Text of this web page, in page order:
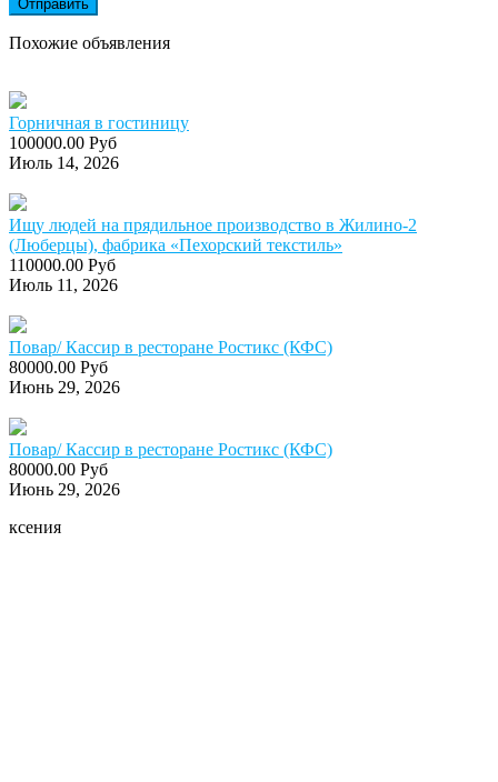
Отправить
Похожие объявления
Горничная в гостиницу
100000.00 Руб
Июль 14, 2026
Ищу людей на прядильное производство в Жилино-2
(Люберцы), фабрика «Пехорский текстиль»
110000.00 Руб
Июль 11, 2026
Повар/ Кассир в ресторане Ростикс (КФС)
80000.00 Руб
Июнь 29, 2026
Повар/ Кассир в ресторане Ростикс (КФС)
80000.00 Руб
Июнь 29, 2026
ксения